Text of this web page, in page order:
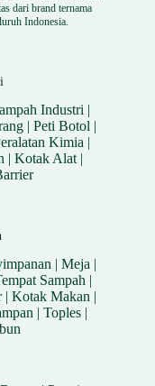
dari brand ternama
Indonesia.
Industri |
|Peti Botol |
Kimia |
| Kotak Alat|
|Meja |
Sampah |
|Kotak Makan |
| Toples|